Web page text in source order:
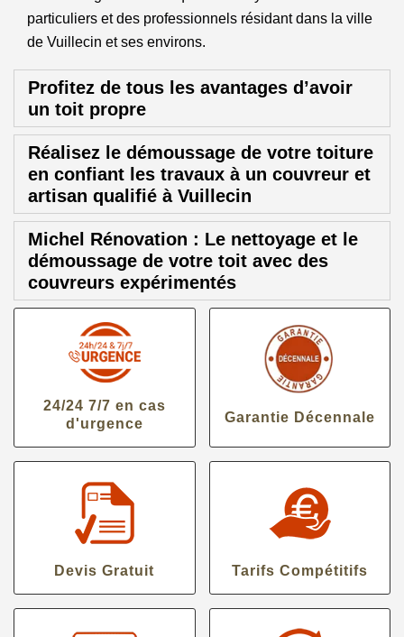
particuliers et des professionnels résidant dans la ville
de Vuillecin et ses environs.
Profitez de tous les avantages d’avoir
un toit propre
Réalisez le démoussage de votre toiture
en confiant les travaux à un couvreur et
artisan qualifié à Vuillecin
Michel Rénovation : Le nettoyage et le
démoussage de votre toit avec des
couvreurs expérimentés
24/24 7/7 en cas
d'urgence
Garantie Décennale
Devis Gratuit Tarifs Compétitifs